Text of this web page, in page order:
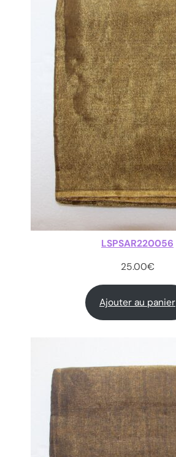
LSPSAR220056
25.00€
Ajouter au panier